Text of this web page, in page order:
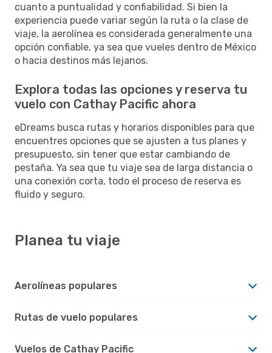
cuanto a puntualidad y confiabilidad. Si bien la
experiencia puede variar según la ruta o la clase de
viaje, la aerolínea es considerada generalmente una
opción confiable, ya sea que vueles dentro de México
o hacia destinos más lejanos.
Explora todas las opciones y reserva tu
vuelo con Cathay Pacific ahora
eDreams busca rutas y horarios disponibles para que
encuentres opciones que se ajusten a tus planes y
presupuesto, sin tener que estar cambiando de
pestaña. Ya sea que tu viaje sea de larga distancia o
una conexión corta, todo el proceso de reserva es
fluido y seguro.
Planea tu viaje
Aerolíneas populares
Rutas de vuelo populares
Vuelos de Cathay Pacific